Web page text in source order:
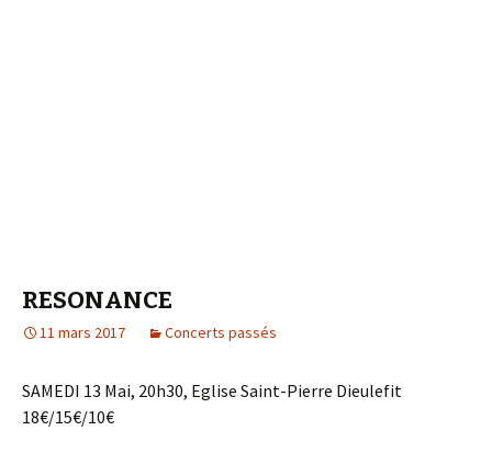
RESONANCE
11 mars 2017 Concerts passés
SAMEDI 13 Mai, 20h30, Eglise Saint-Pierre Dieulefit
18€/15€/10€